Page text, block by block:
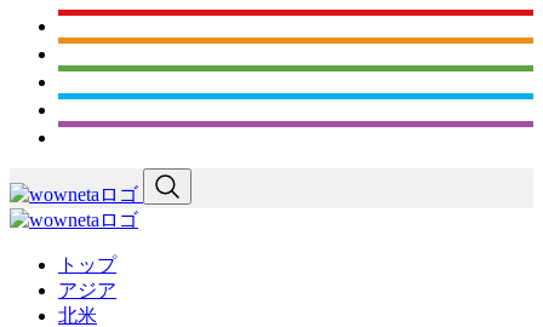
トップ
アジア
北米